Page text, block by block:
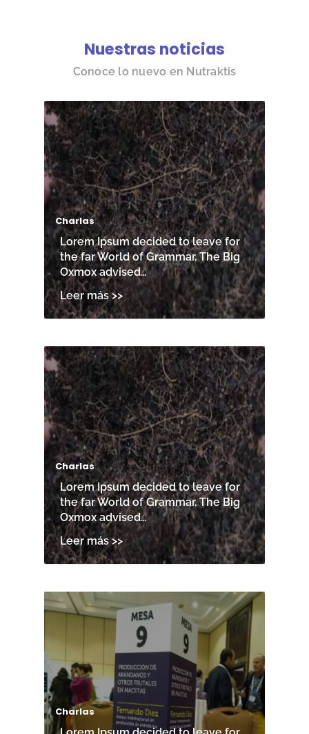
Nuestras noticias
Conoce lo nuevo en Nutraktis
Charlas
Lorem Ipsum decided to leave for
the far World of Grammar. The Big
Oxmox advised…
Charlas
Lorem Ipsum decided to leave for
the far World of Grammar. The Big
Oxmox advised…
Charlas